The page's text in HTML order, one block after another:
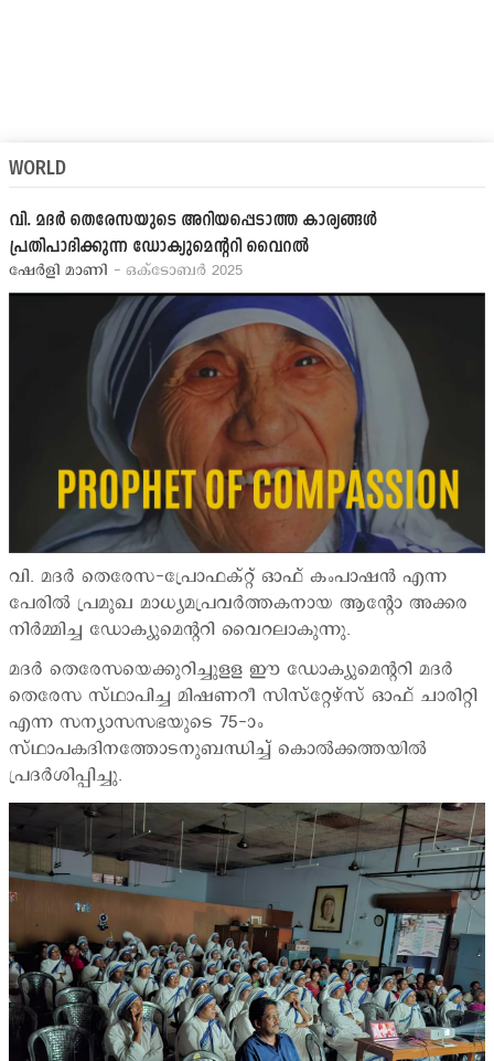
WORLD
വി. മദര്‍ തെരേസയുടെ അറിയപ്പെടാത്ത കാര്യങ്ങള്‍
പ്രതിപാദിക്കുന്ന ഡോക്യുമെന്‍ററി വൈറല്‍
ഷേര്‍ളി മാണി - ഒക്ടോബര്‍ 2025
വി. മദര്‍ തെരേസ-പ്രോഫക്റ്റ് ഓഫ് കംപാഷന്‍ എന്ന
പേരില്‍ പ്രമുഖ മാധ്യമപ്രവര്‍ത്തകനായ ആന്‍റോ അക്കര
നിര്‍മ്മിച്ച ഡോക്യുമെന്‍ററി വൈറലാകുന്നു.
മദര്‍ തെരേസയെക്കുറിച്ചുളള ഈ ഡോക്യുമെന്‍ററി മദര്‍
തെരേസ സ്ഥാപിച്ച മിഷണറീ സിസ്റ്റേഴ്സ് ഓഫ് ചാരിറ്റി
എന്ന സന്യാസസഭയുടെ 75-ാം
സ്ഥാപകദിനത്തോടനുബന്ധിച്ച് കൊല്‍ക്കത്തയില്‍
പ്രദര്‍ശിപ്പിച്ചു.